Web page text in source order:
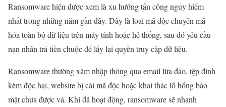
Ransomware hiện được xem là xu hướng tấn công nguy hiểm
nhất trong những năm gần đây. Đây là loại mã độc chuyên mã
hóa toàn bộ dữ liệu trên máy tính hoặc hệ thống, sau đó yêu cầu
nạn nhân trả tiền chuộc để lấy lại quyền truy cập dữ liệu.
Ransomware thường xâm nhập thông qua email lừa đảo, tệp đính
kèm độc hại, website bị cài mã độc hoặc khai thác lỗ hổng bảo
mật chưa được vá. Khi đã hoạt động, ransomware sẽ nhanh